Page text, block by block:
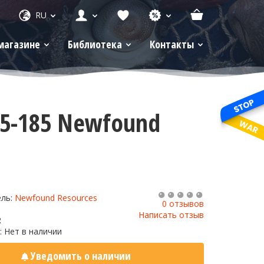
RU
Библиотека Контакты
185 Newfound
Newfound Resources
Нет в наличии
0 отзывов
Написать отзыв
Уведомить о наличии